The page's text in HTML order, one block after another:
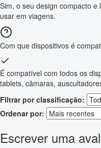
Sim, o seu design compacto
usar em viagens.
Com que dispositivos é
É compatível com todos os
tablets, câmaras,
Filtrar por classificação:
Ordenar por:
Escrever uma